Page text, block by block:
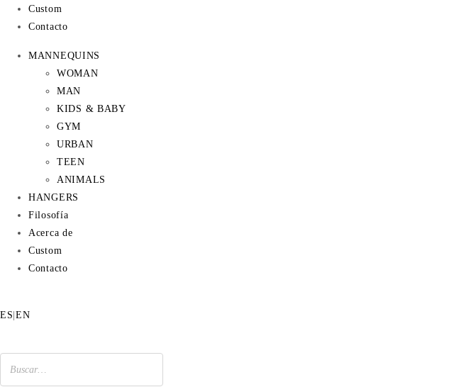
Custom
Contacto
MANNEQUINS
WOMAN
MAN
KIDS & BABY
GYM
URBAN
TEEN
ANIMALS
HANGERS
Filosofía
Acerca de
Custom
Contacto
ES |EN